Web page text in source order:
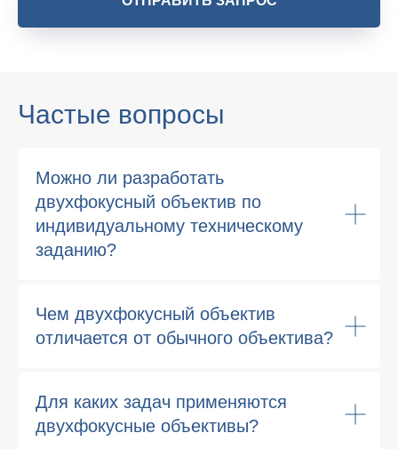
Частые вопросы
Можно ли разработать
двухфокусный объектив по
индивидуальному техническому
заданию?
Чем двухфокусный объектив
отличается от обычного объектива?
Для каких задач применяются
двухфокусные объективы?